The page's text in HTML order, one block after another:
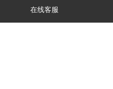
崇迪佛牌创始人——阿赞多大师
在线客服